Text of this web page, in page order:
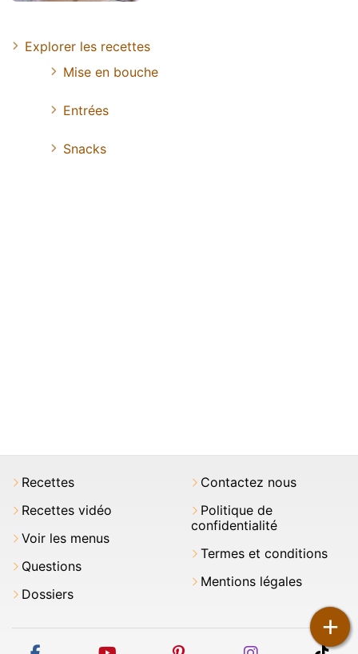
+
Explorer les recettes
Mise en bouche
Entrées
Snacks
Recettes
Recettes vidéo
Voir les menus
Questions
Dossiers
Contactez nous
Politique de
confidentialité
Termes et conditions
Mentions légales